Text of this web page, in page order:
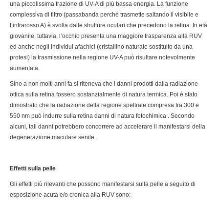
una piccolissima frazione di UV-A di più bassa energia. La funzione
complessiva di filtro (passabanda perché trasmette saltando il visibile e
l’infrarosso A) è svolta dalle strutture oculari che precedono la retina. In età
giovanile, tuttavia, l’occhio presenta una maggiore trasparenza alla RUV
ed anche negli individui afachici (cristallino naturale sostituito da una
protesi) la trasmissione nella regione UV-A può risultare notevolmente
aumentata.
Sino a non molti anni fa si riteneva che i danni prodotti dalla radiazione
ottica sulla retina fossero sostanzialmente di natura termica. Poi è stato
dimostrato che la radiazione della regione spettrale compresa fra 300 e
550 nm può indurre sulla retina danni di natura fotochimica . Secondo
alcuni, tali danni potrebbero concorrere ad accelerare il manifestarsi della
degenerazione maculare senile.
Effetti sulla pelle
Gli effetti più rilevanti che possono manifestarsi sulla pelle a seguito di
esposizione acuta e/o cronica alla RUV sono: